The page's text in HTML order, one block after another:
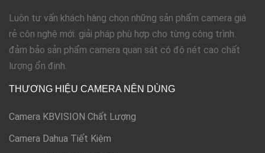
Luôn tư vấn khách hàng chọn những sản phẩm camera giá
rẻ côn nghệ mới. giải pháp phù hợp cho từng công trình.
đảm bảo sản phẩm camera quan sát có độ nét cao chất
lượng ổn định.
THƯƠNG HIỆU CAMERA NÊN DÙNG
Camera KBVISION Chất Lượng
Camera Dahua Tiết Kiệm